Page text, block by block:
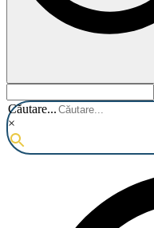
Căutare...
×